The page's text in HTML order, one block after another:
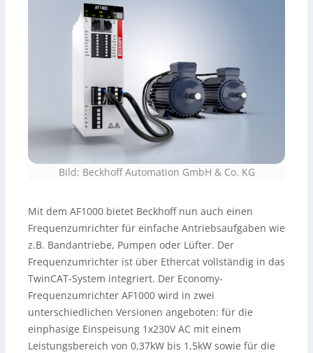
Bild: Beckhoff Automation GmbH & Co. KG
Mit dem AF1000 bietet Beckhoff nun auch einen
Frequenzumrichter für einfache Antriebsaufgaben wie
z.B. Bandantriebe, Pumpen oder Lüfter. Der
Frequenzumrichter ist über Ethercat vollständig in das
TwinCAT-System integriert. Der Economy-
Frequenzumrichter AF1000 wird in zwei
unterschiedlichen Versionen angeboten: für die
einphasige Einspeisung 1x230V AC mit einem
Leistungsbereich von 0,37kW bis 1,5kW sowie für die